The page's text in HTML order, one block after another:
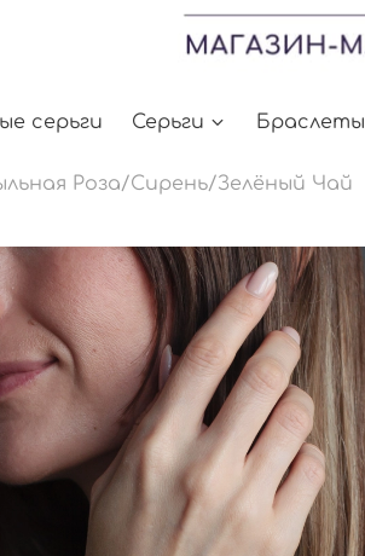
серьги Серьги Браслеты
Роза/Сирень/Зелёный Чай